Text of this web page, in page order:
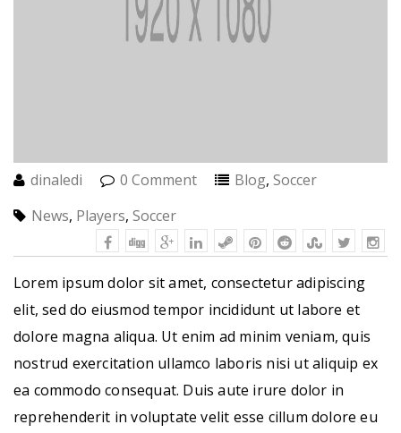
dinaledi 0 Comment Blog, Soccer
News, Players, Soccer
Lorem ipsum dolor sit amet, consectetur adipiscing
elit, sed do eiusmod tempor incididunt ut labore et
dolore magna aliqua. Ut enim ad minim veniam, quis
nostrud exercitation ullamco laboris nisi ut aliquip ex
ea commodo consequat. Duis aute irure dolor in
reprehenderit in voluptate velit esse cillum dolore eu